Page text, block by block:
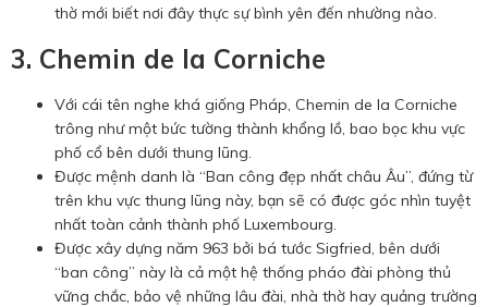
thờ mới biết nơi đây thực sự bình yên đến nhường nào.
3. Chemin de la Corniche
Với cái tên nghe khá giống Pháp, Chemin de la Corniche
trông như một bức tường thành khổng lồ, bao bọc khu vực
phố cổ bên dưới thung lũng.
Được mệnh danh là “Ban công đẹp nhất châu Âu”, đứng từ
trên khu vực thung lũng này, bạn sẽ có được góc nhìn tuyệt
nhất toàn cảnh thành phố Luxembourg.
Được xây dựng năm 963 bởi bá tước Sigfried, bên dưới
“ban công” này là cả một hệ thống pháo đài phòng thủ
vững chắc, bảo vệ những lâu đài, nhà thờ hay quảng trường